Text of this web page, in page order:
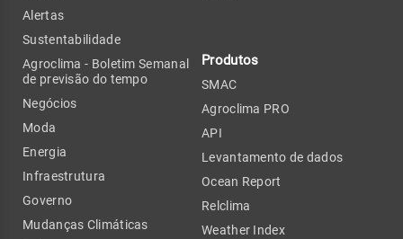
Alertas
Sustentabilidade
Agroclima - Boletim Semanal
de previsão do tempo
Negócios
Moda
Energia
Infraestrutura
Governo
Mudanças Climáticas
Produtos
SMAC
Agroclima PRO
API
Levantamento de dados
Ocean Report
Relclima
Weather Index